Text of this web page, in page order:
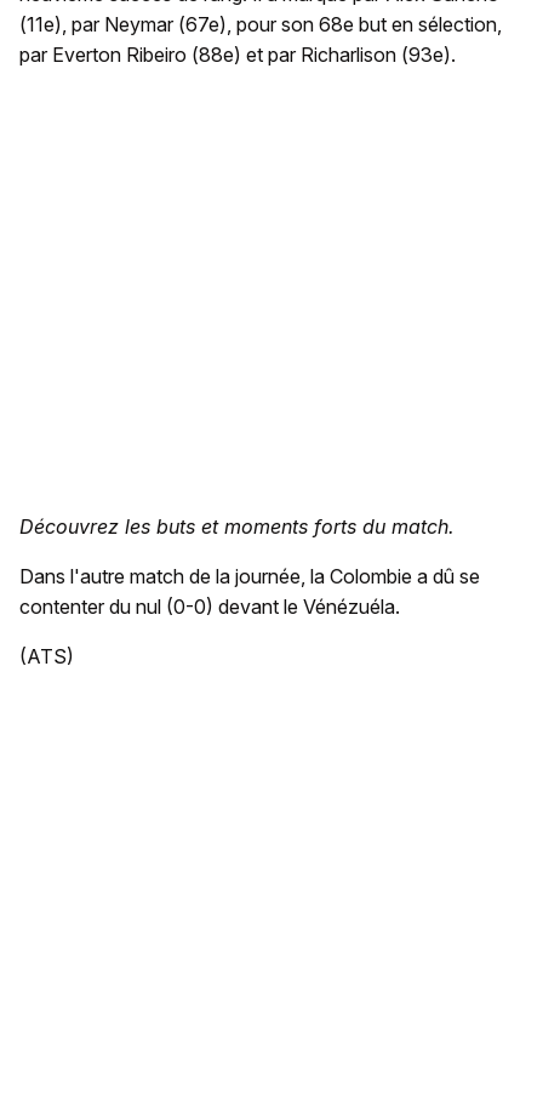
(11e), par Neymar (67e), pour son 68e but en sélection,
par Everton Ribeiro (88e) et par Richarlison (93e).
Découvrez les buts et moments forts du match.
Dans l'autre match de la journée, la Colombie a dû se
contenter du nul (0-0) devant le Vénézuéla.
(ATS)